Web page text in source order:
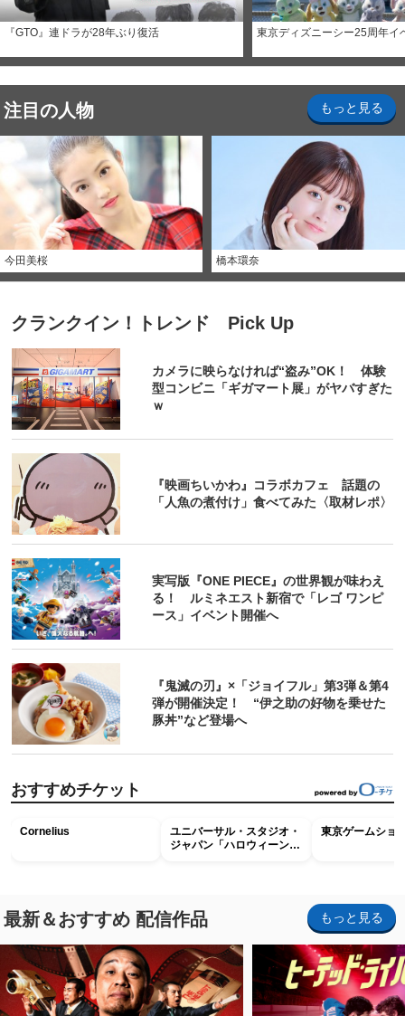
『GTO』連ドラが28年ぶり復活 東京ディズニーシー25周年イ
注目の人物 もっと見る
今田美桜 橋本環奈
クランクイン！トレンド Pick Up
カメラに映らなければ“盗み”OK！ 体験
型コンビニ「ギガマート展」がヤバすぎた
ｗ
『映画ちいかわ』コラボカフェ 話題の
「人魚の煮付け」食べてみた〈取材レポ〉
実写版『ONE PIECE』の世界観が味わえ
る！ ルミネエスト新宿で「レゴ ワンピ
ース」イベント開催へ
『鬼滅の刃』×「ジョイフル」第3弾＆第4
弾が開催決定！ “伊之助の好物を乗せた
豚丼”など登場へ
おすすめチケット
Cornelius
ユニバーサル・スタジオ・
ジャパン「ハロウィーン・
東京ゲームショ
最新＆おすすめ 配信作品 もっと見る